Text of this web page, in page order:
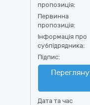
пропозиція:
Первинна
пропозиція:
Інформація про
субпідрядника:
Підпис:
Дата та час